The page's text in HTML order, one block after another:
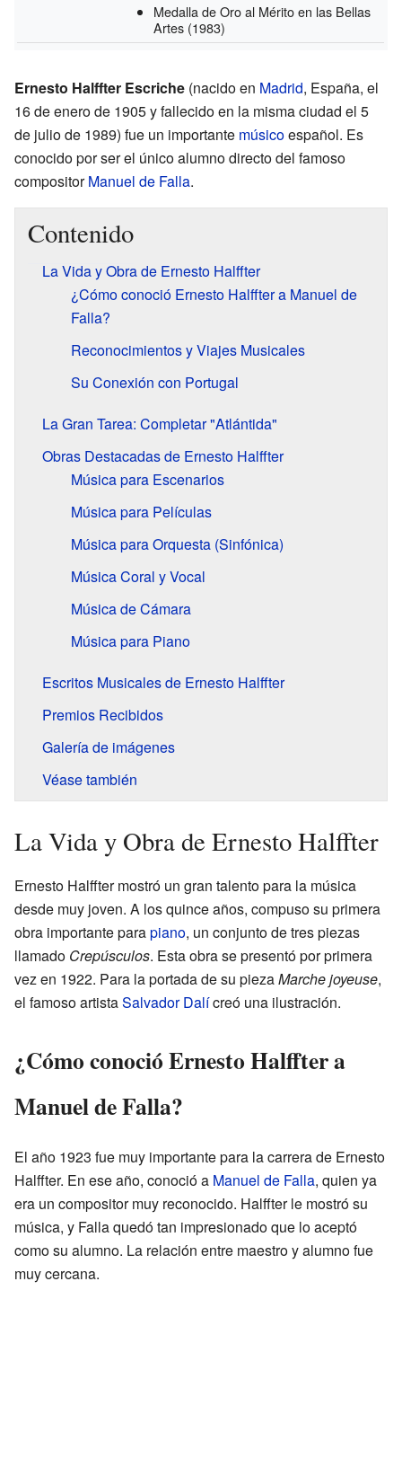
Medalla de Oro al Mérito en las Bellas
Artes (1983)
Ernesto Halffter Escriche (nacido en Madrid, España, el
16 de enero de 1905 y fallecido en la misma ciudad el 5
de julio de 1989) fue un importante músicoespañol. Es
conocido por ser el único alumno directo del famoso
compositorManuel de Falla.
Contenido
La Vida y Obra de Ernesto Halffter
¿Cómo conoció Ernesto Halffter a Manuel de
Falla?
Reconocimientos y Viajes Musicales
Su Conexión con Portugal
La Gran Tarea: Completar "Atlántida"
Obras Destacadas de Ernesto Halffter
Música para Escenarios
Música para Películas
Música para Orquesta (Sinfónica)
Música Coral y Vocal
Música de Cámara
Música para Piano
Escritos Musicales de Ernesto Halffter
Premios Recibidos
Galería de imágenes
Véase también
La Vida y Obra de Ernesto Halffter
Ernesto Halffter mostró un gran talento para la música
desde muy joven. A los quince años, compuso su primera
obra importante parapiano, un conjunto de tres piezas
llamado Crepúsculos. Esta obra se presentó por primera
vez en 1922. Para la portada de su piezaMarche joyeuse,
el famoso artistaSalvador Dalícreó una ilustración.
¿Cómo conoció Ernesto Halffter a
Manuel de Falla?
El año 1923 fue muy importante para la carrera de Ernesto
Halffter. En ese año, conoció a Manuel de Falla, quien ya
era un compositor muy reconocido. Halffter le mostró su
música, y Falla quedó tan impresionado que lo aceptó
como su alumno. La relación entre maestro y alumno fue
muy cercana.